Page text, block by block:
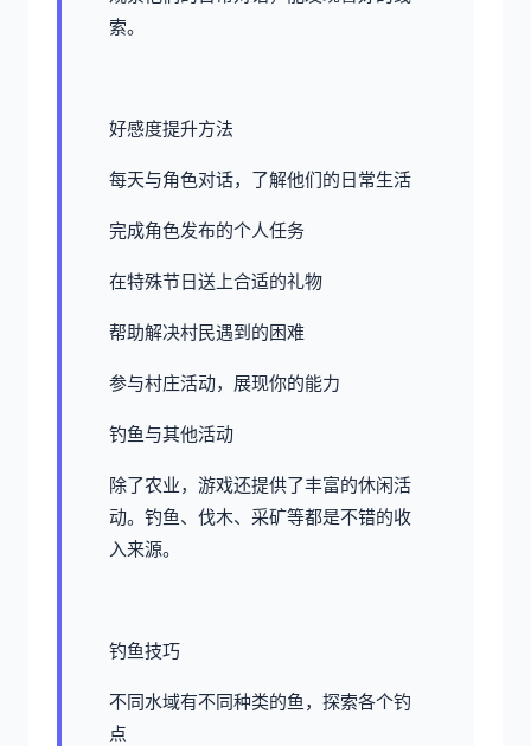
索。
好感度提升方法
每天与角色对话，了解他们的日常生活
完成角色发布的个人任务
在特殊节日送上合适的礼物
帮助解决村民遇到的困难
参与村庄活动，展现你的能力
钓鱼与其他活动
除了农业，游戏还提供了丰富的休闲活
动。钓鱼、伐木、采矿等都是不错的收
入来源。
钓鱼技巧
不同水域有不同种类的鱼，探索各个钓
点